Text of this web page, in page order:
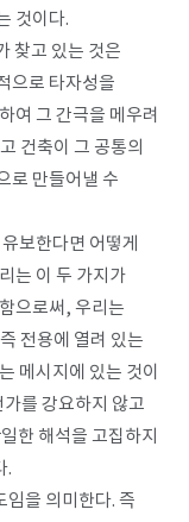
것이다.
찾고 있는 것은
으로 타자성을
여 그 간극을 메우려
건축이 그 공통의
로 만들어낼 수
보한다면 어떻게
는 이 두 가지가
으로써, 우리는
전용에 열려 있는
메시지에 있는 것이
를 강요하지 않고
한 해석을 고집하지
.
임을 의미한다. 즉